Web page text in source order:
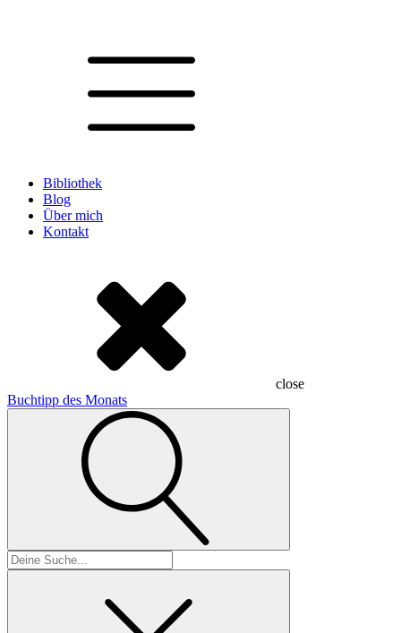
Bibliothek
Blog
Über mich
Kontakt
close
Buchtipp des Monats
Suchen
nach: